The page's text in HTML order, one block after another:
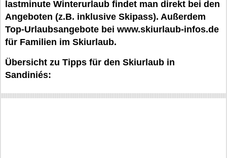
lastminute Winterurlaub findet man direkt bei den
Angeboten (z.B. inklusive Skipass). Außerdem
Top-Urlaubsangebote bei www.skiurlaub-infos.de
für Familien im Skiurlaub.
Übersicht zu Tipps für den Skiurlaub in
Sandiniés: